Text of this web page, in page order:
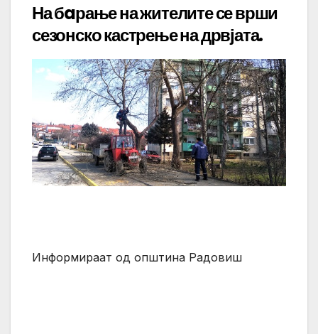
На бaрање на жителите се врши
сезонско кастрење на дрвјата.
Информираат од општина Радовиш